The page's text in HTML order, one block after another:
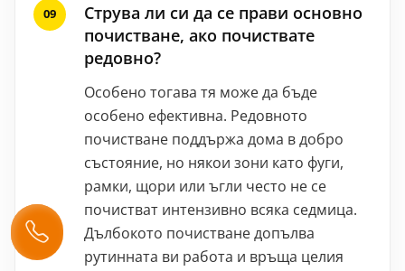
Струва ли си да се прави основно
почистване, ако почиствате
редовно?
Особено тогава тя може да бъде
особено ефективна. Редовното
почистване поддържа дома в добро
състояние, но някои зони като фуги,
рамки, щори или ъгли често не се
почистват интензивно всяка седмица.
Дълбокото почистване допълва
рутинната ви работа и връща целия